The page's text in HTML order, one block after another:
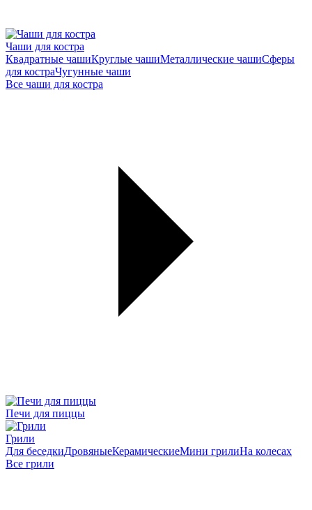
Чаши для костра
Квадратные чашиКруглые чашиМеталлические чашиСферы
для костраЧугунные чаши
Все чаши для костра
Печи для пиццы
Грили
Для беседкиДровяныеКерамическиеМини грилиНа колесах
Все грили